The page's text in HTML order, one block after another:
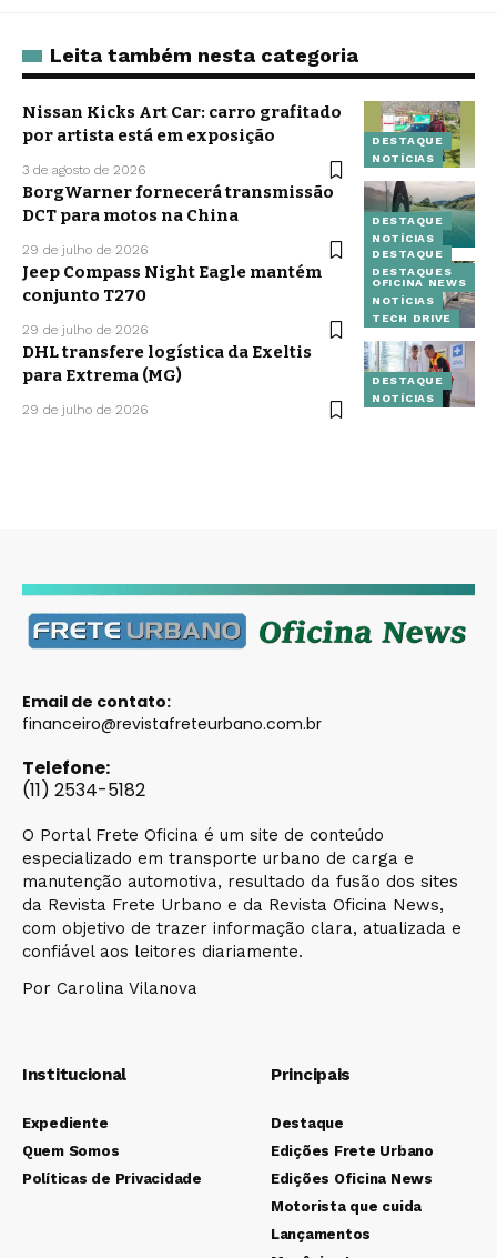
Leita também nesta categoria
DESTAQUE
NOTÍCIAS
Nissan Kicks Art Car: carro grafitado
por artista está em exposição
3 de agosto de 2026
DESTAQUE
NOTÍCIAS
BorgWarner fornecerá transmissão
DCT para motos na China
29 de julho de 2026
DESTAQUE
DESTAQUES
OFICINA NEWS
NOTÍCIAS
TECH DRIVE
Jeep Compass Night Eagle mantém
conjunto T270
29 de julho de 2026
DESTAQUE
NOTÍCIAS
DHL transfere logística da Exeltis
para Extrema (MG)
29 de julho de 2026
Email de contato:
financeiro@revistafreteurbano.com.br
Telefone:
(11) 2534-5182
O Portal Frete Oficina é um site de conteúdo
especializado em transporte urbano de carga e
manutenção automotiva, resultado da fusão dos sites
da Revista Frete Urbano e da Revista Oficina News,
com objetivo de trazer informação clara, atualizada e
confiável aos leitores diariamente.
Por Carolina Vilanova
Institucional
Expediente
Quem Somos
Políticas de Privacidade
Principais
Destaque
Edições Frete Urbano
Edições Oficina News
Motorista que cuida
Lançamentos